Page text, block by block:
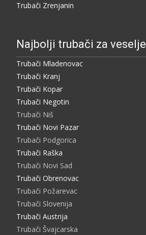
Trubači Zrenjanin
Najbolji trubači za veselje
Trubači Mladenovac
Trubači Kranj
Trubači Kopar
Trubači Negotin
Trubači Niš
Trubači Novi Pazar
Trubači Podgorica
Trubači Raška
Trubači Novi Sad
Trubači Obrenovac
Trubači Požarevac
Trubači Slovenija
Trubači Austrija
Trubači Švajcarska